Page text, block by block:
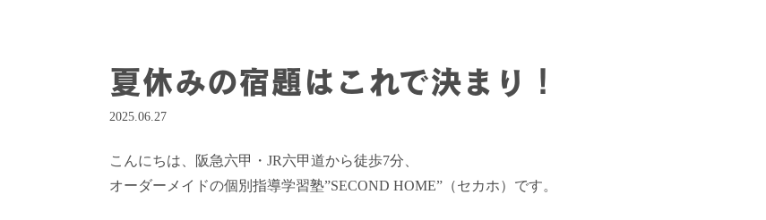
夏休みの宿題はこれで決まり！
2025.06.27
こんにちは、阪急六甲・JR六甲道から徒歩7分、
オーダーメイドの個別指導学習塾”SECOND HOME”（セカホ）です。